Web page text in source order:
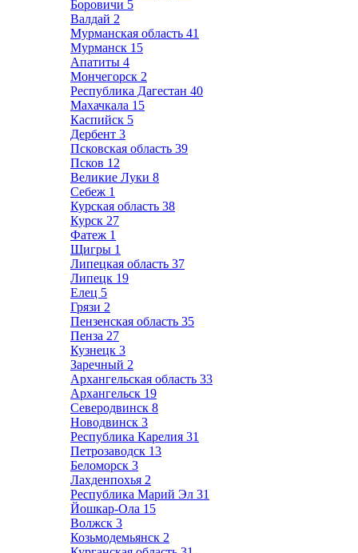
Боровичи 5
Валдай 2
Мурманская область 41
Мурманск 15
Апатиты 4
Мончегорск 2
Республика Дагестан 40
Махачкала 15
Каспийск 5
Дербент 3
Псковская область 39
Псков 12
Великие Луки 8
Себеж 1
Курская область 38
Курск 27
Фатеж 1
Щигры 1
Липецкая область 37
Липецк 19
Елец 5
Грязи 2
Пензенская область 35
Пенза 27
Кузнецк 3
Заречный 2
Архангельская область 33
Архангельск 19
Северодвинск 8
Новодвинск 3
Республика Карелия 31
Петрозаводск 13
Беломорск 3
Лахденпохья 2
Республика Марий Эл 31
Йошкар-Ола 15
Волжск 3
Козьмодемьянск 2